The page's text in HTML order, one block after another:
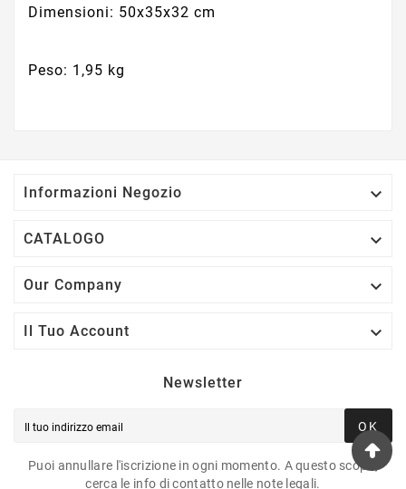
Dimensioni: 50x35x32 cm
Peso: 1,95 kg
Informazioni Negozio 
CATALOGO 
Our Company 
Il Tuo Account 
Newsletter
OK
Puoi annullare l'iscrizione in ogni momento. A questo scopo,
cerca le info di contatto nelle note legali.